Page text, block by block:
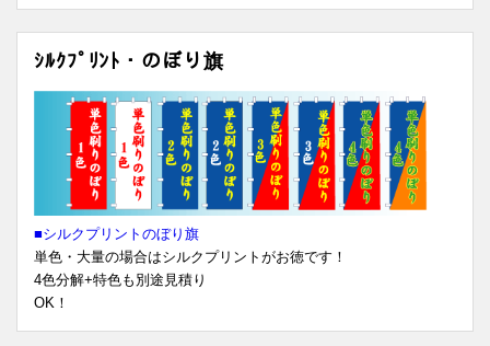
ｼﾙｸﾌﾟﾘﾝﾄ・のぼり旗
■シルクプリントのぼり旗
単色・大量の場合はシルクプリントがお徳です！
4色分解+特色も別途見積り
OK！